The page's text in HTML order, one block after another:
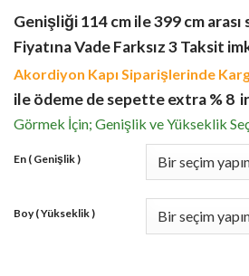
Genişliği 114 cm ile 399 cm arası
Fiyatına Vade Farksız 3 Taksit
Akordiyon Kapı Siparişlerinde
ile ödeme de sepette extra % 8
Görmek İçin; Genişlik ve Yükseklik
En ( Genişlik )
Boy ( Yükseklik )